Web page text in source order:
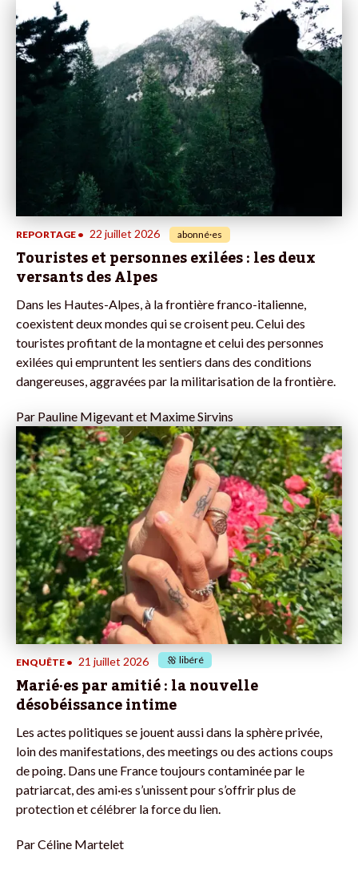
REPORTAGE • 22 juillet 2026 abonné·es
Touristes et personnes exilées : les deux
versants des Alpes
Dans les Hautes-Alpes, à la frontière franco-italienne,
coexistent deux mondes qui se croisent peu. Celui des
touristes profitant de la montagne et celui des personnes
exilées qui empruntent les sentiers dans des conditions
dangereuses, aggravées par la militarisation de la frontière.
Par Pauline Migevant et Maxime Sirvins
ENQUÊTE • 21 juillet 2026 libéré
Marié·es par amitié : la nouvelle
désobéissance intime
Les actes politiques se jouent aussi dans la sphère privée,
loin des manifestations, des meetings ou des actions coups
de poing. Dans une France toujours contaminée par le
patriarcat, des ami·es s’unissent pour s’offrir plus de
protection et célébrer la force du lien.
ParCéline Martelet